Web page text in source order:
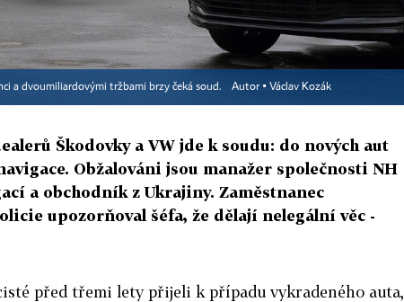
a dvoumiliardovými tržbami brzy čeká soud. Autor ▪ Václav Kozák
Škodovky a VW jde k soudu: do nových aut
Obžalováni jsou manažer společnosti NH
a obchodník z Ukrajiny. Zaměstnanec
upozorňoval šéfa, že dělají nelegální věc -
před třemi lety přijeli k případu vykradeného auta,